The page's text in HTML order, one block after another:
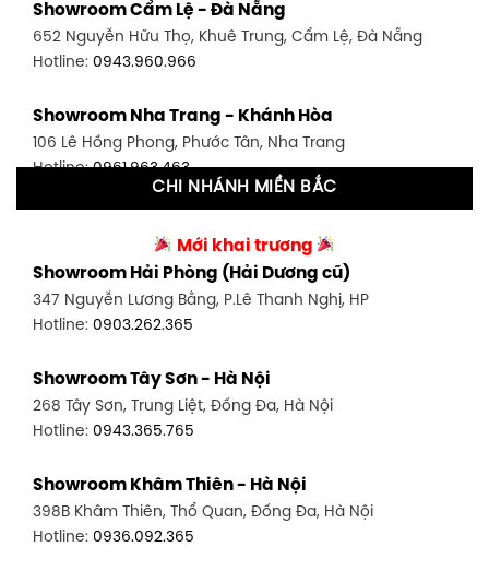
348 Đ. Bạch Đằng, P. 14, Bình Thạnh, TP HCM
Hotline:0902.716.230
591 Hoàng Văn Thụ, P. 4, Tân Bình, TP HCM
Hotline:0906.256.759
0986.71.8448
Showroom Thuận An - Bình Dương
66 đường DT743, An Phú, Thuận An, Bình Dương
Showroom Biên Hòa - Đồng Nai
452 Nguyễn Ái Quốc, Tân Tiến, TP. Biên Hòa, Đồng Nai
Showroom Cẩm Lệ - Đà Nẵng
652 Nguyễn Hữu Thọ, Khuê Trung, Cẩm Lệ, Đà Nẵng
Hotline: 0943.960.966
Showroom Nha Trang - Khánh Hòa
106 Lê Hồng Phong, Phước Tân, Nha Trang
Hotline:0961.963.463
27-29 Nguyễn Sỹ Sách, Hưng Bình, TP Vinh, Nghệ An
Hotline:0943.960.966
Showroom Buôn Ma Thuột
Hotline:0934.02.18.18
CHI NHÁNH MIỀN BẮC
Mới khai trương
Showroom Hải Phòng (Hải Dương cũ)
347 Nguyễn Lương Bằng, P.Lê Thanh Nghị, HP
Hotline: 0903.262.365
Showroom Tây Sơn - Hà Nội
268 Tây Sơn, Trung Liệt, Đống Đa, Hà Nội
Hotline: 0943.365.765
Showroom Khâm Thiên - Hà Nội
398B Khâm Thiên, Thổ Quan, Đống Đa, Hà Nội
Hotline: 0936.092.365